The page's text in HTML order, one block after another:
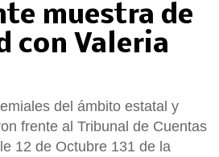
muestra de
con Valeria
del ámbito estatal y
frente al Tribunal de Cuentas
12 de Octubre 131 de la